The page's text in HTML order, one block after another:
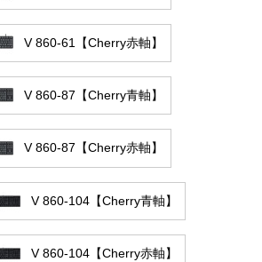
V 860-61【Cherry赤軸】
V 860-87【Cherry青軸】
V 860-87【Cherry赤軸】
V 860-104【Cherry青軸】
V 860-104【Cherry赤軸】